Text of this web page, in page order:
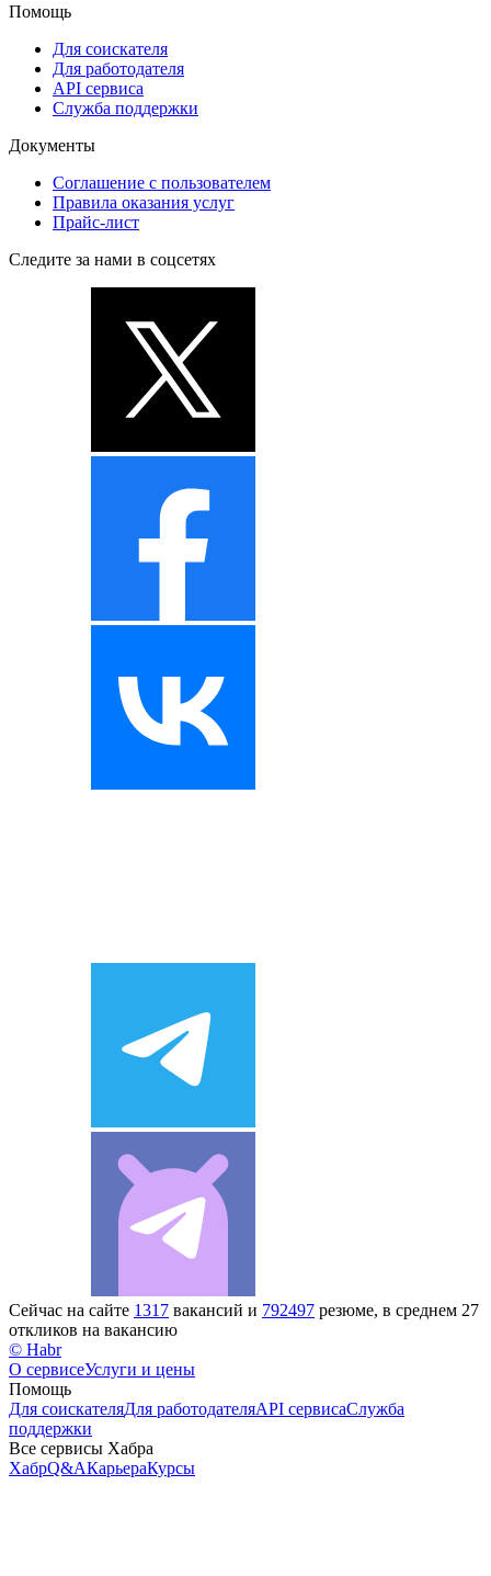
Помощь
Для соискателя
Для работодателя
API сервиса
Служба поддержки
Документы
Соглашение с пользователем
Правила оказания услуг
Прайс-лист
Следите за нами в соцсетях
Сейчас на сайте 1317 вакансий и 792497 резюме, в среднем 27
откликов на вакансию
© Habr
О сервисеУслуги и цены
Помощь
Для соискателяДля работодателяAPI сервисаСлужба
поддержки
Все сервисы Хабра
ХабрQ&AКарьераКурсы